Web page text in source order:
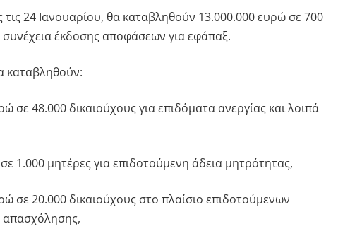
τις 24 Ιανουαρίου, θα καταβληθούν 13.000.000 ευρώ σε 700
συνέχεια έκδοσης αποφάσεων για εφάπαξ.
καταβληθούν:
σε 48.000 δικαιούχους για επιδόματα ανεργίας και λοιπά
1.000 μητέρες για επιδοτούμενη άδεια μητρότητας,
σε 20.000 δικαιούχους στο πλαίσιο επιδοτούμενων